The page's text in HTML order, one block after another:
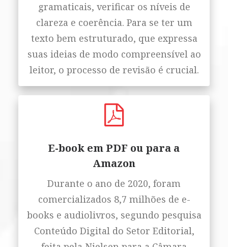
gramaticais, verificar os níveis de
clareza e coerência. Para se ter um
texto bem estruturado, que expressa
suas ideias de modo compreensível ao
leitor, o processo de revisão é crucial.
E-book em PDF ou para a
Amazon
Durante o ano de 2020, foram
comercializados 8,7 milhões de e-
books e audiolivros, segundo pesquisa
Conteúdo Digital do Setor Editorial,